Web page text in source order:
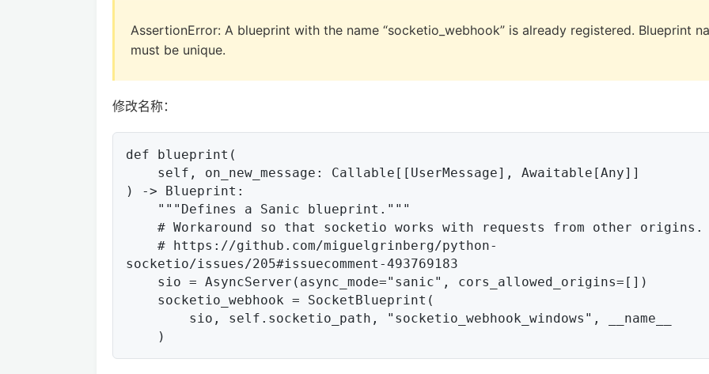
AssertionError: A blueprint with the name “socketio_webhook” is already registered. Blueprint
must be unique.
修改名称：
def blueprint(
) -> Blueprint:
socketio/issues/205#issuecomment-493769183